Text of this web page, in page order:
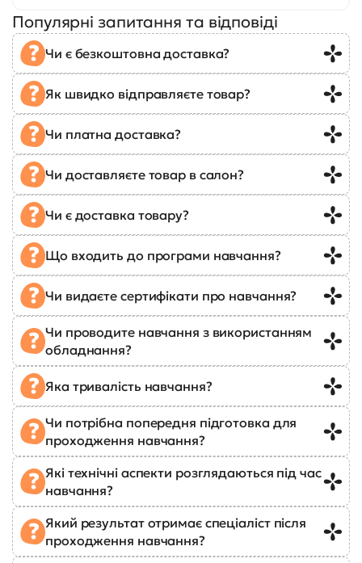
Популярні запитання та відповіді
Чи є безкоштовна доставка?
Як швидко відправляєте товар?
Чи платна доставка?
Чи доставляєте товар в салон?
Чи є доставка товару?
Що входить до програми навчання?
Чи видаєте сертифікати про навчання?
Чи проводите навчання з використанням
обладнання?
Яка тривалість навчання?
Чи потрібна попередня підготовка для
проходження навчання?
Які технічні аспекти розглядаються під час
навчання?
Який результат отримає спеціаліст після
проходження навчання?